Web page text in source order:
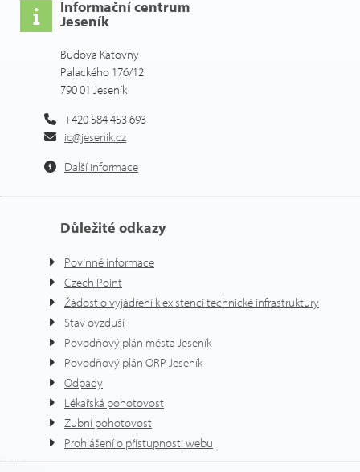
Informační centrum
Jeseník
Budova Katovny
Palackého 176/12
790 01 Jeseník
+420 584 453 693
ic@jesenik.cz
Další informace
Důležité odkazy
Povinné informace
Czech Point
Žádost o vyjádření k existenci technické infrastruktury
Stav ovzduší
Povodňový plán města Jeseník
Povodňový plán ORP Jeseník
Odpady
Lékařská pohotovost
Zubní pohotovost
Prohlášení o přístupnosti webu